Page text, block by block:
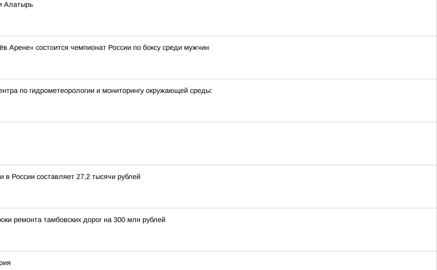
Алатырь
Арене» состоится чемпионат России по боксу среди мужчин
по гидрометеорологии и мониторингу окружающей среды:
в России составляет 27,2 тысячи рублей
ремонта тамбовских дорог на 300 млн рублей